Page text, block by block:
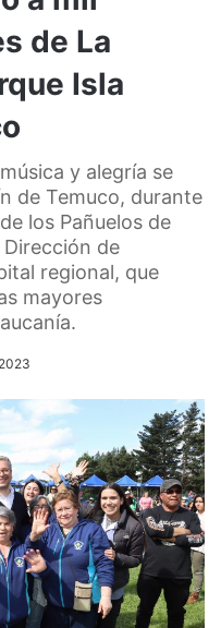
de La
Isla
y alegría se
de Temuco, durante
los Pañuelos de
de
regional, que
mayores